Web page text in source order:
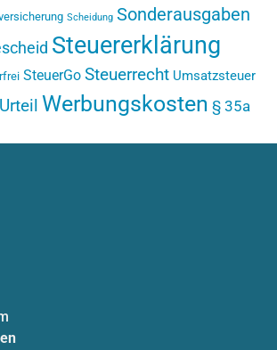
Scheidung Sonderausgaben
Steuererklärung
SteuerGo Steuerrecht Umsatzsteuer
Urteil Werbungskosten § 35a